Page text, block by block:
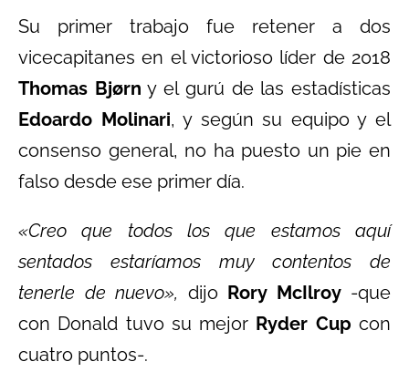
Su primer trabajo fue retener a dos
vicecapitanes en el victorioso líder de 2018
Thomas Bjørn y el gurú de las estadísticas
Edoardo Molinari, y según su equipo y el
consenso general, no ha puesto un pie en
falso desde ese primer día.
«Creo que todos los que estamos aquí
sentados estaríamos muy contentos de
tenerle de nuevo», dijo Rory McIlroy-que
con Donald tuvo su mejor Ryder Cup con
cuatro puntos-.